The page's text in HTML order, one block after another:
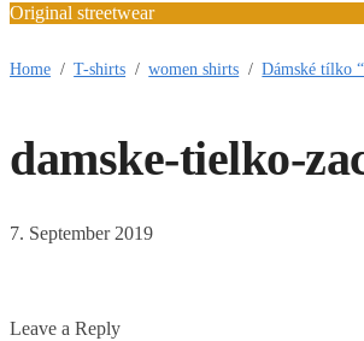
Original streetwear
Home / T-shirts / women shirts / Dámské tílko
damske-tielko-
7. September 2019
Leave a Reply